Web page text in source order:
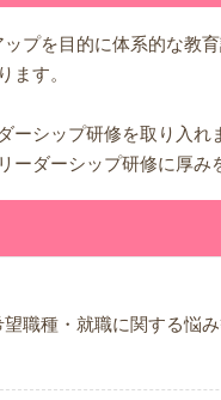
プを目的に体系的な教
ます。
シップ研修を取り入れ
ダーシップ研修に厚み
職種・就職に関する悩